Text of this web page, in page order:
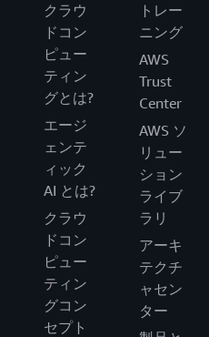
クラウ
ドコン
ピュー
ティン
グとは?
エージ
ェンテ
ィック
AI とは?
クラウ
ドコン
ピュー
ティン
グコン
セプト
トレー
ニング
AWS
Trust
Center
AWS ソ
リュー
ション
ライブ
ラリ
アーキ
テクチ
ャセン
ター